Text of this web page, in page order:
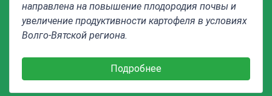
направлена на повышение плодородия почвы и
увеличение продуктивности картофеля в условиях
Волго-Вятской региона.
Подробнее